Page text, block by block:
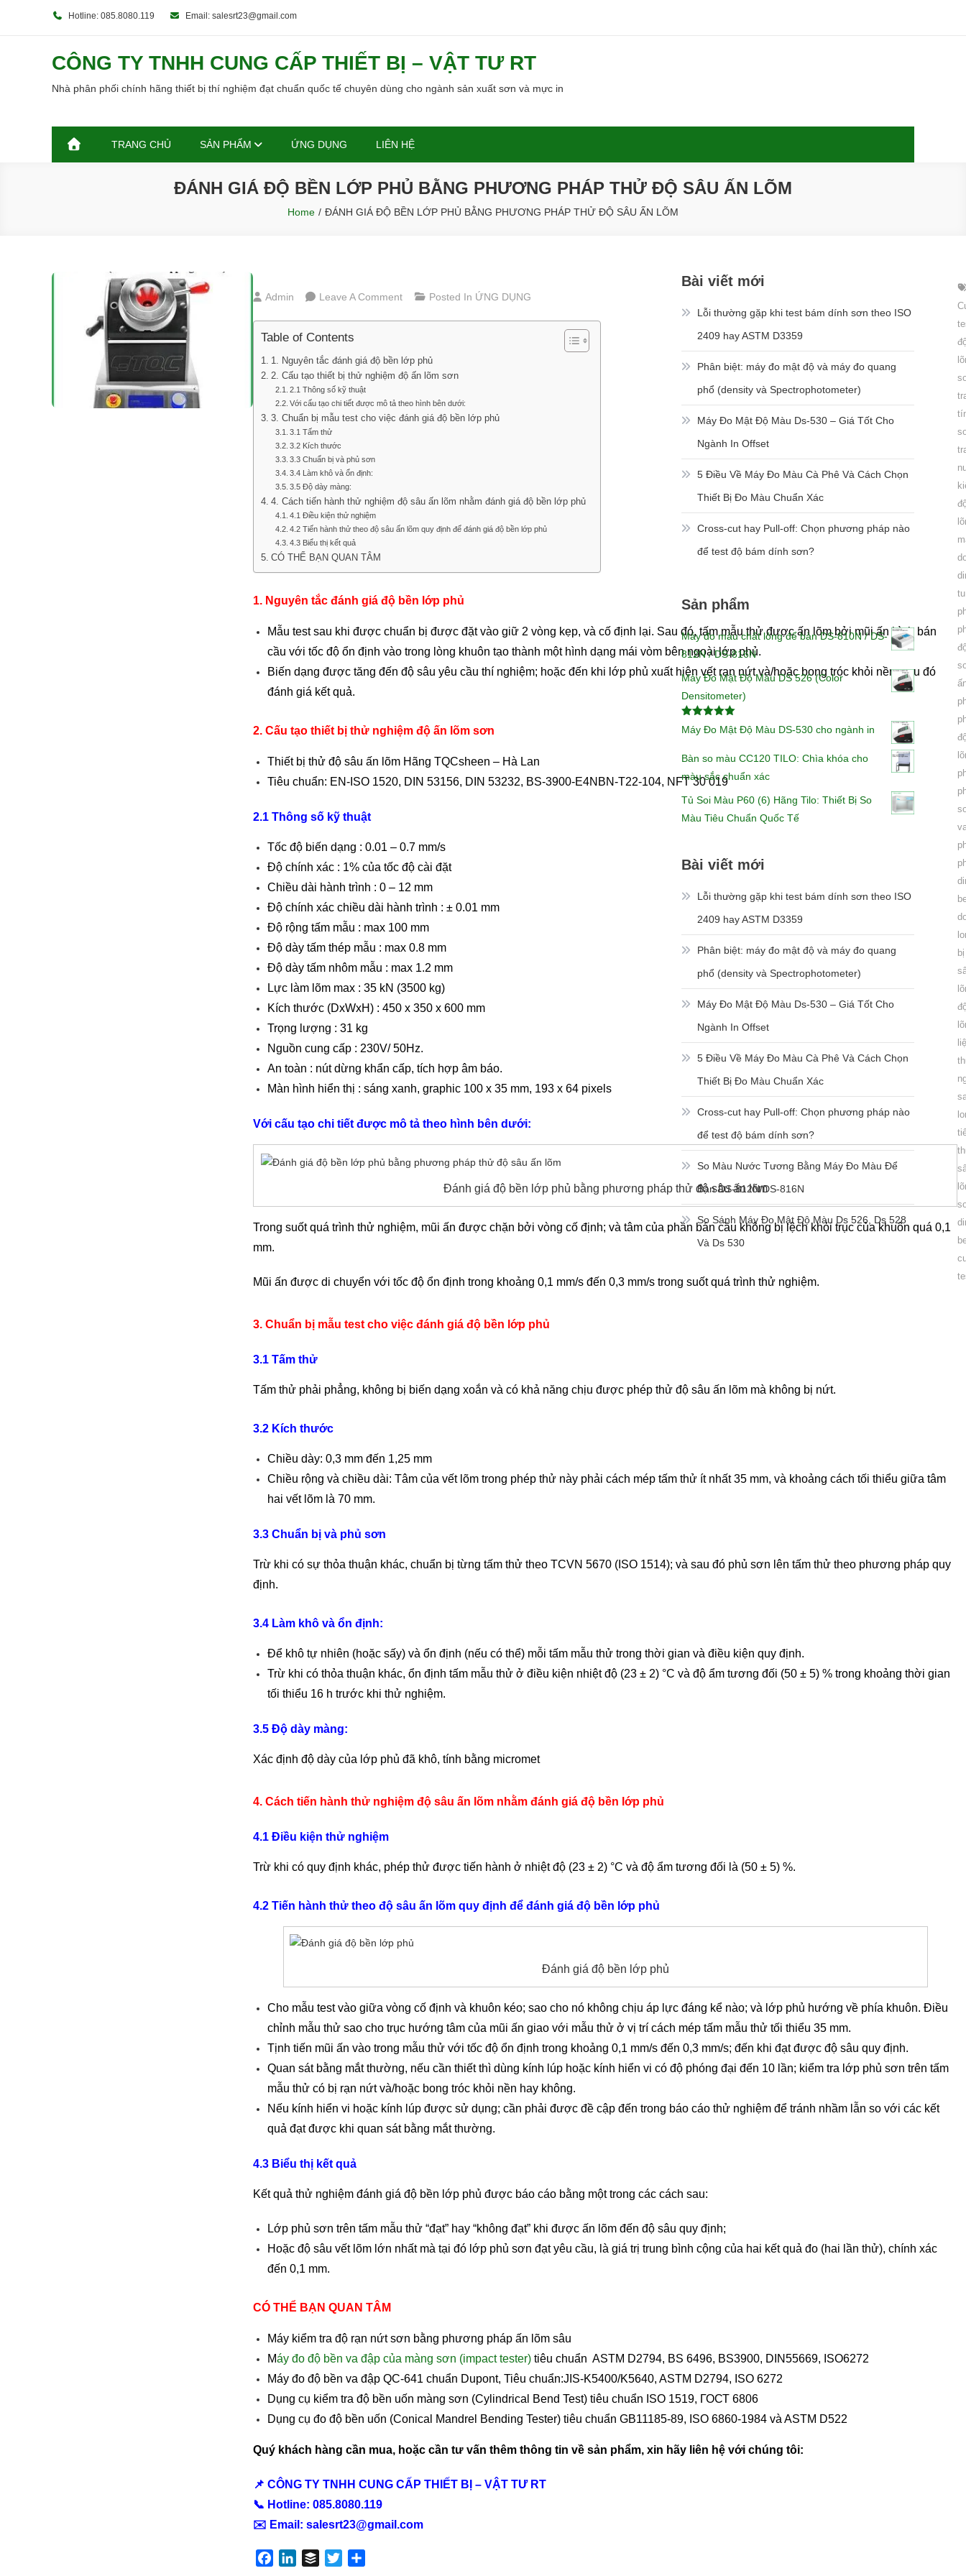
Hotline: 085.8080.119 Email: salesrt23@gmail.com
CÔNG TY TNHH CUNG CẤP THIẾT BỊ – VẬT TƯ RT
Nhà phân phối chính hãng thiết bị thí nghiệm đạt chuẩn quốc tế chuyên dùng cho ngành sản xuất sơn và mực in
TRANG CHỦ SẢN PHẨM ỨNG DỤNG LIÊN HỆ
ĐÁNH GIÁ ĐỘ BỀN LỚP PHỦ BẰNG PHƯƠNG PHÁP THỬ ĐỘ SÂU ẤN LÕM
Home ĐÁNH GIÁ ĐỘ BỀN LỚP PHỦ BẰNG PHƯƠNG PHÁP THỬ ĐỘ SÂU ẤN LÕM
Admin Leave A CommentOn
BỀN
PHỦ
BẰNG
ẤN
Posted In ỨNG DỤNG
Table of Contents
1. Nguyên tắc đánh giá độ bền lớp phủ
2. Cấu tạo thiết bị thử nghiệm độ ấn lõm sơn
2.1 Thông số kỹ thuật
Với cấu tạo chi tiết được mô tả theo hình bên dưới:
3. Chuẩn bị mẫu test cho việc đánh giá độ bền lớp phủ
3.1 Tấm thử
3.2 Kích thước
3.3 Chuẩn bị và phủ sơn
3.4 Làm khô và ổn định:
3.5 Độ dày màng:
4. Cách tiến hành thử nghiệm độ sâu ấn lõm nhằm đánh giá độ bền lớp phủ
4.1 Điều kiện thử nghiệm
4.2 Tiến hành thử theo độ sâu ấn lõm quy định để đánh giá độ bền lớp phủ
4.3 Biểu thị kết quả
CÓ THỂ BẠN QUAN TÂM
1. Nguyên tắc đánh giá độ bền lớp phủ
Mẫu test sau khi được chuẩn bị được đặt vào giữ 2 vòng kẹp, và cố định lại. Sau đó, tấm mẫu thử được ấn lõm bởi mũi ấn hình bán
cầu với tốc độ ổn định vào trong lòng khuôn tạo thành một hình dạng mái vòm bên ngoài lớp phủ.
Biến dạng được tăng đến độ sâu yêu cầu thí nghiệm; hoặc đến khi lớp phủ xuất hiện vết rạn nứt và/hoặc bong tróc khỏi nền, sau đó
đánh giá kết quả.
2. Cấu tạo thiết bị thử nghiệm độ ấn lõm sơn
Thiết bị thử độ sâu ấn lõm Hãng TQCsheen – Hà Lan
Tiêu chuẩn: EN-ISO 1520, DIN 53156, DIN 53232, BS-3900-E4NBN-T22-104, NFT 30 019
2.1 Thông số kỹ thuật
Tốc độ biến dạng : 0.01 – 0.7 mm/s
Độ chính xác : 1% của tốc độ cài đặt
Chiều dài hành trình : 0 – 12 mm
Độ chính xác chiều dài hành trình : ± 0.01 mm
Độ rộng tấm mẫu : max 100 mm
Độ dày tấm thép mẫu : max 0.8 mm
Độ dày tấm nhôm mẫu : max 1.2 mm
Lực làm lõm max : 35 kN (3500 kg)
Kích thước (DxWxH) : 450 x 350 x 600 mm
Trọng lượng : 31 kg
Nguồn cung cấp : 230V/ 50Hz.
An toàn : nút dừng khẩn cấp, tích hợp âm báo.
Màn hình hiển thị : sáng xanh, graphic 100 x 35 mm, 193 x 64 pixels
Với cấu tạo chi tiết được mô tả theo hình bên dưới:
Đánh giá độ bền lớp phủ bằng phương pháp thử độ sâu ấn lõm
Trong suốt quá trình thử nghiệm, mũi ấn được chặn bởi vòng cố định; và tâm của phần bán cầu không bị lệch khỏi trục của khuôn quá 0,1
mm.
Mũi ấn được di chuyển với tốc độ ổn định trong khoảng 0,1 mm/s đến 0,3 mm/s trong suốt quá trình thử nghiệm.
3. Chuẩn bị mẫu test cho việc đánh giá độ bền lớp phủ
3.1 Tấm thử
Tấm thử phải phẳng, không bị biến dạng xoắn và có khả năng chịu được phép thử độ sâu ấn lõm mà không bị nứt.
3.2 Kích thước
Chiều dày: 0,3 mm đến 1,25 mm
Chiều rộng và chiều dài: Tâm của vết lõm trong phép thử này phải cách mép tấm thử ít nhất 35 mm, và khoảng cách tối thiểu giữa tâm
hai vết lõm là 70 mm.
3.3 Chuẩn bị và phủ sơn
Trừ khi có sự thỏa thuận khác, chuẩn bị từng tấm thử theo TCVN 5670 (ISO 1514); và sau đó phủ sơn lên tấm thử theo phương pháp quy
định.
3.4 Làm khô và ổn định:
Để khô tự nhiên (hoặc sấy) và ổn định (nếu có thể) mỗi tấm mẫu thử trong thời gian và điều kiện quy định.
Trừ khi có thỏa thuận khác, ổn định tấm mẫu thử ở điều kiện nhiệt độ (23 ± 2) °C và độ ẩm tương đối (50 ± 5) % trong khoảng thời gian
tối thiểu 16 h trước khi thử nghiệm.
3.5 Độ dày màng:
Xác định độ dày của lớp phủ đã khô, tính bằng micromet
4. Cách tiến hành thử nghiệm độ sâu ấn lõm nhằm đánh giá độ bền lớp phủ
4.1 Điều kiện thử nghiệm
Trừ khi có quy định khác, phép thử được tiến hành ở nhiệt độ (23 ± 2) °C và độ ẩm tương đối là (50 ± 5) %.
4.2 Tiến hành thử theo độ sâu ấn lõm quy định để đánh giá độ bền lớp phủ
Đánh giá độ bền lớp phủ
Cho mẫu test vào giữa vòng cố định và khuôn kéo; sao cho nó không chịu áp lực đáng kể nào; và lớp phủ hướng về phía khuôn. Điều
chỉnh mẫu thử sao cho trục hướng tâm của mũi ấn giao với mẫu thử ở vị trí cách mép tấm mẫu thử tối thiểu 35 mm.
Tịnh tiến mũi ấn vào trong mẫu thử với tốc độ ổn định trong khoảng 0,1 mm/s đến 0,3 mm/s; đến khi đạt được độ sâu quy định.
Quan sát bằng mắt thường, nếu cần thiết thì dùng kính lúp hoặc kính hiển vi có độ phóng đại đến 10 lần; kiểm tra lớp phủ sơn trên tấm
mẫu thử có bị rạn nứt và/hoặc bong tróc khỏi nền hay không.
Nếu kính hiển vi hoặc kính lúp được sử dụng; cần phải được đề cập đến trong báo cáo thử nghiệm để tránh nhầm lẫn so với các kết
quả đạt được khi quan sát bằng mắt thường.
4.3 Biểu thị kết quả
Kết quả thử nghiệm đánh giá độ bền lớp phủ được báo cáo bằng một trong các cách sau:
Lớp phủ sơn trên tấm mẫu thử “đạt” hay “không đạt” khi được ấn lõm đến độ sâu quy định;
Hoặc độ sâu vết lõm lớn nhất mà tại đó lớp phủ sơn đạt yêu cầu, là giá trị trung bình cộng của hai kết quả đo (hai lần thử), chính xác
đến 0,1 mm.
CÓ THỂ BẠN QUAN TÂM
Máy kiểm tra độ rạn nứt sơn bằng phương pháp ấn lõm sâu
Máy đo độ bền va đập của màng sơn (impact tester) tiêu chuẩn ASTM D2794, BS 6496, BS3900, DIN55669, ISO6272
Máy đo độ bền va đập QC-641 chuẩn Dupont, Tiêu chuẩn:JIS-K5400/K5640, ASTM D2794, ISO 6272
Dụng cụ kiểm tra độ bền uốn màng sơn (Cylindrical Bend Test) tiêu chuẩn ISO 1519, ГОСТ 6806
Dụng cụ đo độ bền uốn (Conical Mandrel Bending Tester) tiêu chuẩn GB11185-89, ISO 6860-1984 và ASTM D522
Quý khách hàng cần mua, hoặc cần tư vấn thêm thông tin về sản phẩm, xin hãy liên hệ với chúng tôi:
📌 CÔNG TY TNHH CUNG CẤP THIẾT BỊ – VẬT TƯ RT
📞 Hotline: 085.8080.119
✉️ Email: salesrt23@gmail.com
FacebookLinkedIn
Buffer Twitter
Bài viết mới
Lỗi thường gặp khi test bám dính sơn theo ISO
2409 hay ASTM D3359
Phân biệt: máy đo mật độ và máy đo quang
phổ (density và Spectrophotometer)
Máy Đo Mật Độ Màu Ds-530 – Giá Tốt Cho
Ngành In Offset
5 Điều Về Máy Đo Màu Cà Phê Và Cách Chọn
Thiết Bị Đo Màu Chuẩn Xác
Cross-cut hay Pull-off: Chọn phương pháp nào
để test độ bám dính sơn?
Sản phẩm
Máy đo màu chất lỏng để bàn DS-810N / DS-
812N / DS-816N
Máy Đo Mật Độ Màu DS 526 (Color
Densitometer)
Được xếp
hạng5.005
Máy Đo Mật Độ Màu DS-530 cho ngành in
Bàn so màu CC120 TILO: Chìa khóa cho
màu sắc chuẩn xác
Tủ Soi Màu P60 (6) Hãng Tilo: Thiết Bị So
Màu Tiêu Chuẩn Quốc Tế
Bài viết mới
Lỗi thường gặp khi test bám dính sơn theo ISO
2409 hay ASTM D3359
Phân biệt: máy đo mật độ và máy đo quang
phổ (density và Spectrophotometer)
Máy Đo Mật Độ Màu Ds-530 – Giá Tốt Cho
Ngành In Offset
5 Điều Về Máy Đo Màu Cà Phê Và Cách Chọn
Thiết Bị Đo Màu Chuẩn Xác
Cross-cut hay Pull-off: Chọn phương pháp nào
để test độ bám dính sơn?
So Màu Nước Tương Bằng Máy Đo Màu Để
Bàn DS-812N/DS-816N
So Sánh Máy Đo Mật Độ Màu Ds 526, Ds 528
Và Ds 530